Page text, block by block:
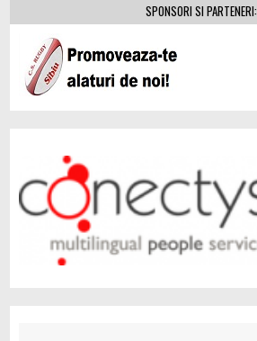
SPONSORI SI PARTENERI: